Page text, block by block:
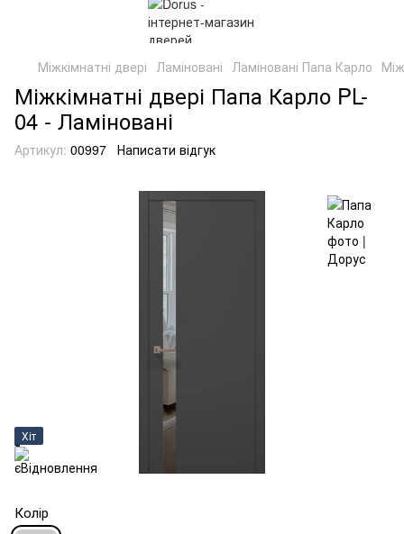
Міжкімнатні двері Ламіновані Ламіновані Папа Карло
Міжкімнатні двері Папа Карло PL-
04 - Ламіновані
Артикул: 00997 Написати відгук
Хіт
Колір